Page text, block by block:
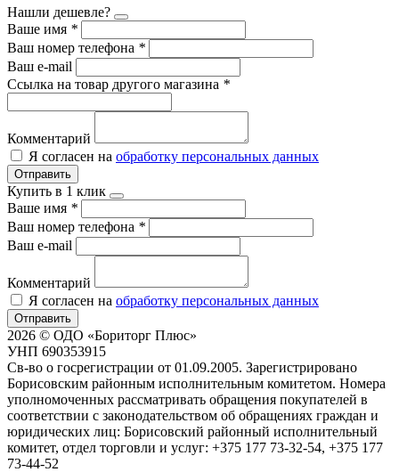
Нашли дешевле?
Ваше имя *
Ваш номер телефона *
Ваш e-mail
Ссылка на товар другого магазина *
Комментарий
Я согласен на обработку персональных данных
Отправить
Купить в 1 клик
Ваше имя *
Ваш номер телефона *
Ваш e-mail
Комментарий
Я согласен на обработку персональных данных
Отправить
2026 © ОДО «Бориторг Плюс»
УНП 690353915
Св-во о госрегистрации от 01.09.2005. Зарегистрировано
Борисовским районным исполнительным комитетом. Номера
уполномоченных рассматривать обращения покупателей в
соответствии с законодательством об обращениях граждан и
юридических лиц: Борисовский районный исполнительный
комитет, отдел торговли и услуг: +375 177 73-32-54, +375 177
73-44-52